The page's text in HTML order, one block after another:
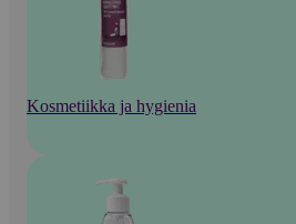
Kosmetiikka ja hygienia